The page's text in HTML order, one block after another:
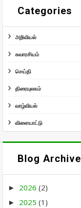
Categories
அறிவியல்
சுவாரசியம்
செய்தி
திரையுலகம்
வாழ்வியல்
விளையாட்டு
Blog Archive
► 2026 (2)
► 2025 (1)